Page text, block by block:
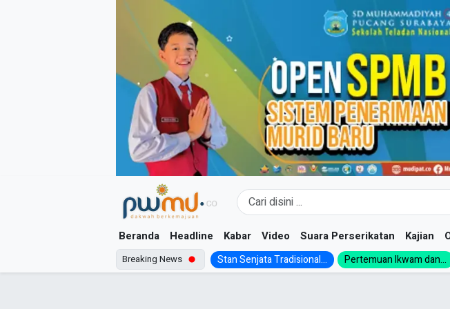
Beranda Headline Kabar Video Suara Perserikatan Kajian
Breaking News Stan Senjata Tradisional... Pertemuan Ikwam dan...